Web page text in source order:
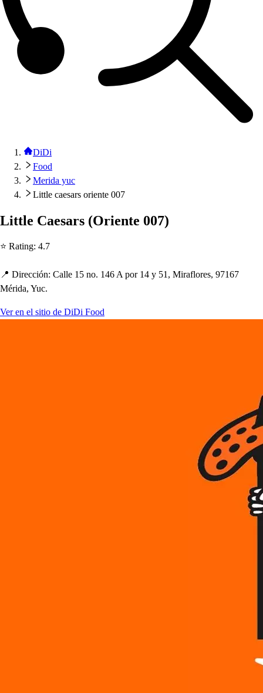
DiDi
Food
Merida yuc
Little caesars oriente 007
Little Caesars (Oriente 007)
⭐ Rating: 4.7
📍 Dirección: Calle 15 no. 146 A por 14 y 51, Miraflores, 97167
Mérida, Yuc.
Ver en el sitio de DiDi Food